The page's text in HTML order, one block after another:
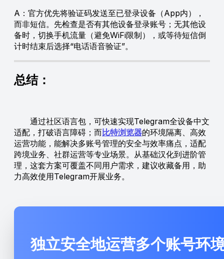
A：官方优先将验证码发送至已登录设备（App内），
而非短信。先检查是否有其他设备登录账号；无其他设
备时，切换手机流量（避免WiFi限制），或等待短信倒
计时结束后选择“电话语音验证”。
总结：
通过社区语言包，可快速实现Telegram全设备中文
适配，打破语言障碍；而比特浏览器的环境隔离、高效
运营功能，能解决多账号管理的安全与效率痛点，适配
跨境业务、社群运营等专业场景。从基础汉化到进阶管
理，这套方案可覆盖不同用户需求，建议收藏备用，助
力高效使用Telegram开展业务。
独立安全地运营多个账号环